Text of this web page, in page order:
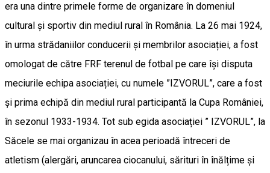
era una dintre primele forme de organizare în domeniul
cultural și sportiv din mediul rural în România. La 26 mai 1924,
în urma strădaniilor conducerii și membrilor asociației, a fost
omologat de către FRF terenul de fotbal pe care își disputa
meciurile echipa asociației, cu numele ”IZVORUL”, care a fost
și prima echipă din mediul rural participantă la Cupa României,
în sezonul 1933-1934. Tot sub egida asociației ” IZVORUL”, la
Săcele se mai organizau în acea perioadă întreceri de
atletism (alergări, aruncarea ciocanului, sărituri în înălțime și